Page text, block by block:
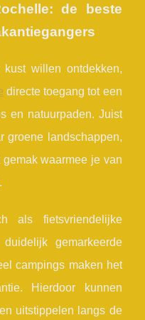
de beste
willen ontdekken,
directe toegang tot een
en natuurpaden. Juist
groene landschappen,
waarmee je van
als fietsvriendelijke
gemarkeerde
campings maken het
Hierdoor kunnen
uitstippelen langs de